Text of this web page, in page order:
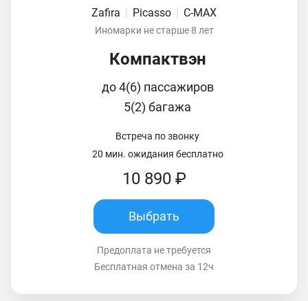
Zafira | Picasso | C-MAX
Иномарки не старше 8 лет
Компактвэн
до 4(6) пассажиров
5(2) багажа
Встреча по звонку
20 мин. ожидания бесплатно
10 890 ₽
Выбрать
Предоплата не требуется
Бесплатная отмена за 12ч